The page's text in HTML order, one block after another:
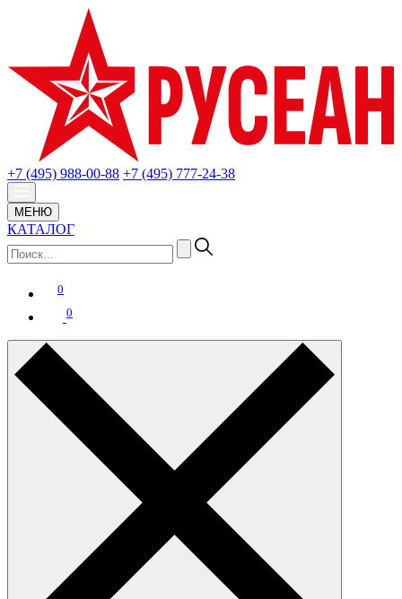
+7 (495) 988-00-88 +7 (495) 777-24-38
МЕНЮ
КАТАЛОГ
0
0